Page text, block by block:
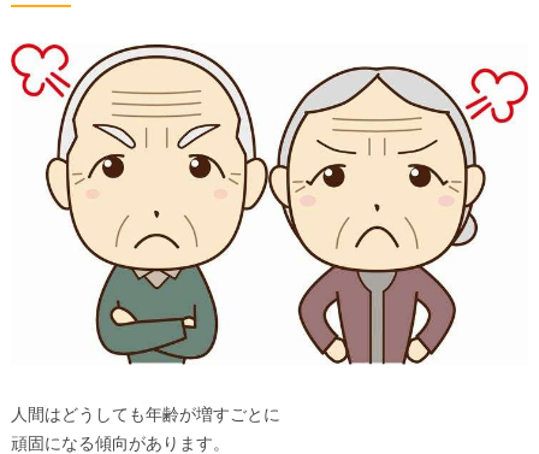
人間はどうしても年齢が増すごとに
頑固になる傾向があります。